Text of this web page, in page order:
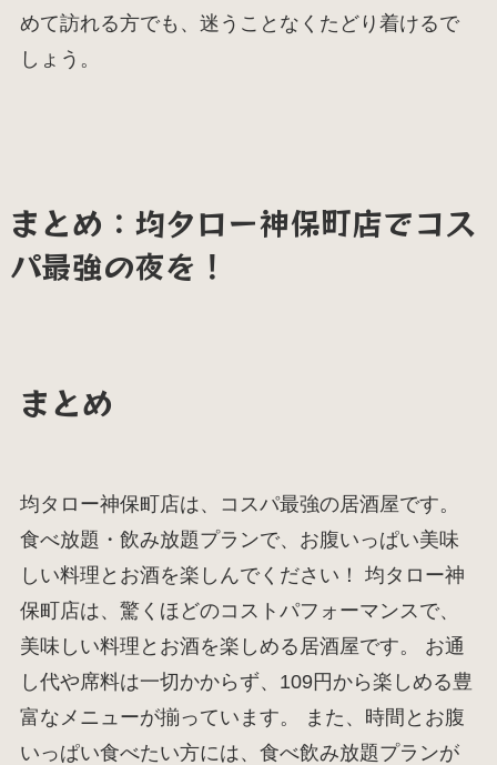
めて訪れる方でも、迷うことなくたどり着けるで
しょう。
まとめ：均タロー神保町店でコス
パ最強の夜を！
まとめ
均タロー神保町店は、コスパ最強の居酒屋です。
食べ放題・飲み放題プランで、お腹いっぱい美味
しい料理とお酒を楽しんでください！ 均タロー神
保町店は、驚くほどのコストパフォーマンスで、
美味しい料理とお酒を楽しめる居酒屋です。 お通
し代や席料は一切かからず、109円から楽しめる豊
富なメニューが揃っています。 また、時間とお腹
いっぱい食べたい方には、食べ飲み放題プランが